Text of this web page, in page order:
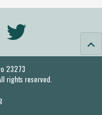
keyboard_arrow_up
23273
rights reserved.